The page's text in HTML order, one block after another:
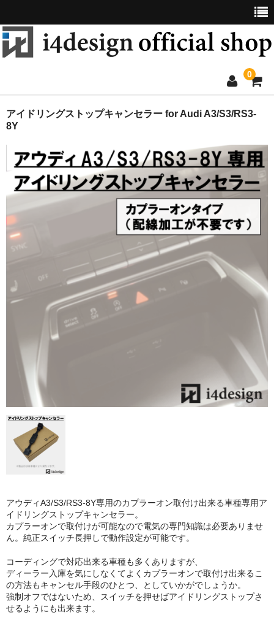
0
ロワリングコントロールモジュール
リバースチャイムモジュール
アイドリングストップキャンセラー for Audi A3/S3/RS3-
8Y
アウディA3/S3/RS3-8Y専用のカプラーオン取付け出来る車種専用ア
イドリングストップキャンセラー。
カプラーオンで取付けが可能なので電気の専門知識は必要ありませ
ん。純正スイッチ長押しで動作設定が可能です。
コーディングで対応出来る車種も多くありますが、
ディーラー入庫を気にしなくてよくカプラーオンで取付け出来るこ
の方法もキャンセル手段のひとつ、としていかがでしょうか。
強制オフではないため、スイッチを押せばアイドリングストップさ
せるようにも出来ます。